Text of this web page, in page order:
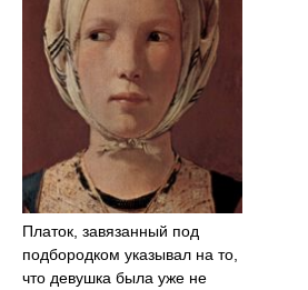
Платок, завязанный под
подбородком указывал на то,
что девушка была уже не